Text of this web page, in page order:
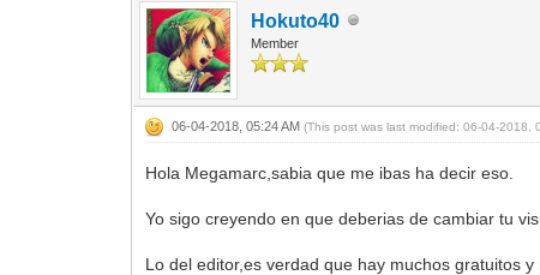
Hokuto40
Member
06-04-2018, 05:24 AM(This post was last modified: 06-04-2018,
Hola Megamarc,sabia que me ibas ha decir eso.
Yo sigo creyendo en que deberias de cambiar tu
Lo del editor,es verdad que hay muchos gratuitos